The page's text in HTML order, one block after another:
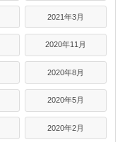
2021年3月
2020年11月
2020年8月
2020年5月
2020年2月